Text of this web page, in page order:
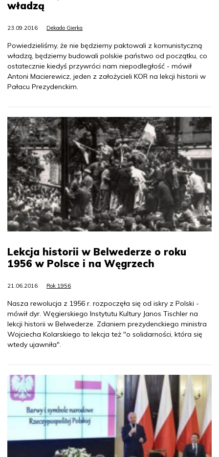
władzą
23.09.2016 Dekada Gierka
Powiedzieliśmy, że nie będziemy paktowali z komunistyczną
władzą, będziemy budowali polskie państwo od początku, co
ostatecznie kiedyś przywróci nam niepodległość - mówił
Antoni Macierewicz, jeden z założycieli KOR na lekcji historii w
Pałacu Prezydenckim.
Lekcja historii w Belwederze o roku
1956 w Polsce i na Węgrzech
21.06.2016 Rok 1956
Nasza rewolucja z 1956 r. rozpoczęła się od iskry z Polski -
mówił dyr. Węgierskiego Instytutu Kultury Janos Tischler na
lekcji historii w Belwederze. Zdaniem prezydenckiego ministra
Wojciecha Kolarskiego to lekcja też "o solidarności, która się
wtedy ujawniła".